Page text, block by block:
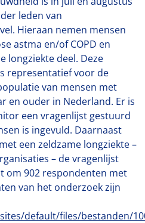
leden van
Hieraan nemen mensen
astma en/of COPD en
longziekte deel. Deze
representatief voor de
van mensen met
en ouder in Nederland. Er is
een vragenlijst gestuurd
is ingevuld. Daarnaast
een zeldzame longziekte –
– de vragenlijst
om 902 respondenten met
van het onderzoek zijn
default/files/bestanden/